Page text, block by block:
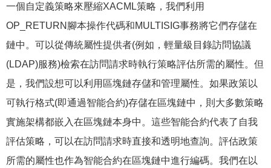
一個自定義策略來壓縮XACML策略，我們利用
OP_RETURN腳本操作代碼和MULTISIG事務將它們存儲在
鏈中。可以從傳統屬性提供者(例如，輕量級目錄訪問協議
(LDAP)服務)檢索在訪問請求時執行策略評估所需的屬性。但
是，我們設想可以利用區塊鏈存儲和管理屬性。如果政策以
可執行格式(即通過智能合約)存儲在區塊鏈中，則大多數策略
實施架構都嵌入在區塊鏈本身中。這些智能合約代表了自我
評估策略，可以在訪問請求時直接和透明地查詢。評估政策
所需的屬性也作為智能合約在區塊鏈中進行編碼。我們在以